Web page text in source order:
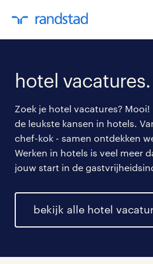
hotel vacatures.
Zoek je hotel vacatures?
de leukste kansen in hotels.
chef-kok - samen ontdekken
Werken in hotels is veel meer
jouw start in de
bekijk alle hotel